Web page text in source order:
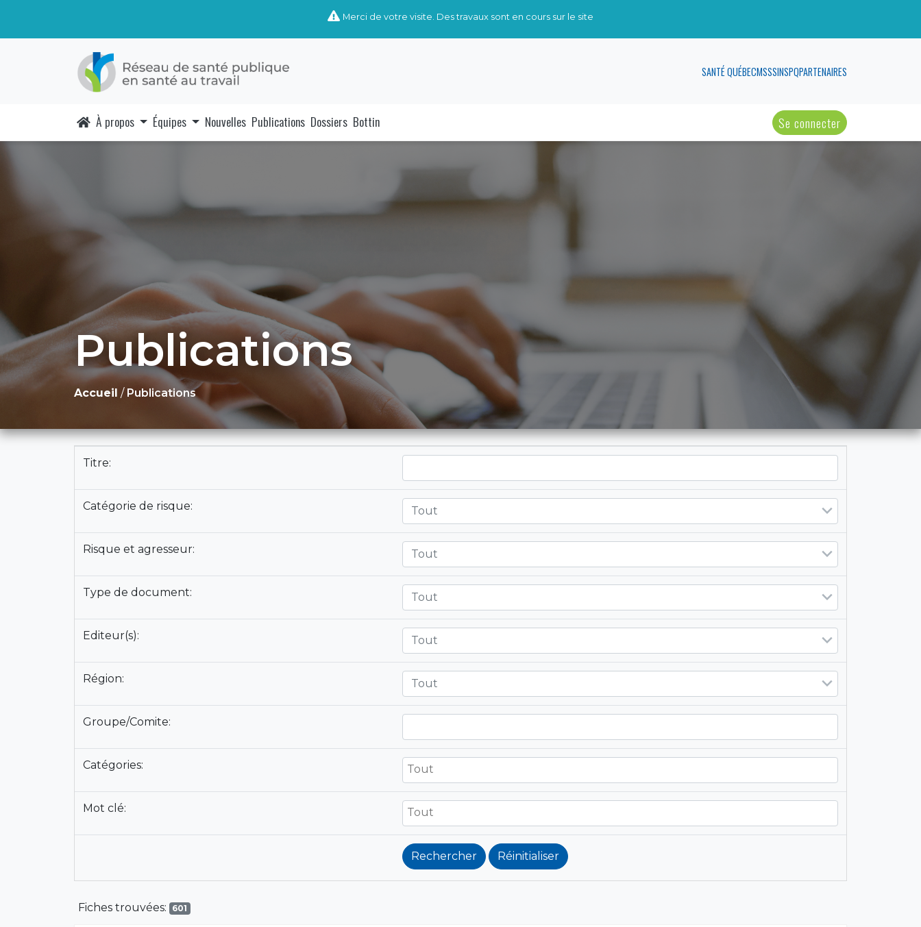
Merci de votre visite. Des travaux sont en cours sur le site
SANTÉ QUÉBECMSSSINSPQPARTENAIRES
À propos Équipes Nouvelles Publications Dossiers Bottin Se connecter
Publications
Accueil / Publications
Titre:
Catégorie de risque: Tout
Risque et agresseur: Tout
Type de document: Tout
Editeur(s): Tout
Région: Tout
Groupe/Comite:
Catégories:
Mot clé:
Fiches trouvées: 601